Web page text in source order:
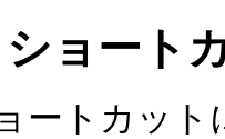
ョート
ートカッ